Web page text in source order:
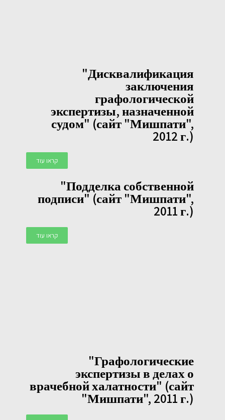
"Дисквалификация
заключения
графологической
экспертизы, назначенной
судом" (сайт "Мишпати",
2012 г.)
קראו עוד
"Подделка собственной
подписи" (сайт "Мишпати",
2011 г.)
קראו עוד
"Графологические
экспертизы в делах о
врачебной халатности" (сайт
"Мишпати", 2011 г.)